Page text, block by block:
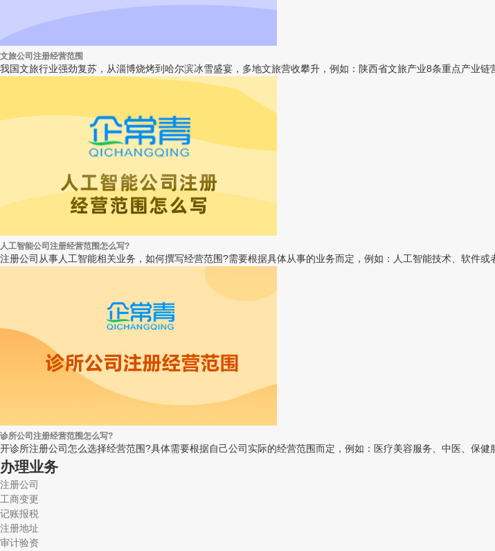
文旅公司注册经营范围
我国文旅行业强劲复苏，从淄博烧烤到哈尔滨冰雪盛宴，多地文旅营收攀升，例如：陕西省文旅产业8条重点产业链
人工智能公司注册经营范围怎么写?
注册公司从事人工智能相关业务，如何撰写经营范围?需要根据具体从事的业务而定，例如：人工智能技术、软件或
诊所公司注册经营范围怎么写?
开诊所注册公司怎么选择经营范围?具体需要根据自己公司实际的经营范围而定，例如：医疗美容服务、中医、保健
办理业务
注册公司
工商变更
记账报税
注册地址
审计验资